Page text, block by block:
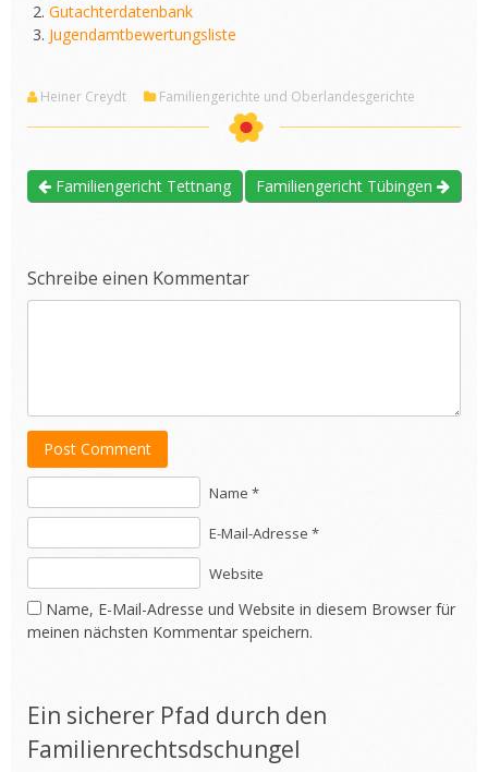
Gutachterdatenbank
Jugendamtbewertungsliste
Heiner Creydt Familiengerichte und Oberlandesgerichte
Familiengericht Tettnang Familiengericht Tübingen
Schreibe einen Kommentar
Post Comment
Name *
E-Mail-Adresse *
Website
Name, E-Mail-Adresse und Website in diesem Browser für
meinen nächsten Kommentar speichern.
Ein sicherer Pfad durch den
Familienrechtsdschungel